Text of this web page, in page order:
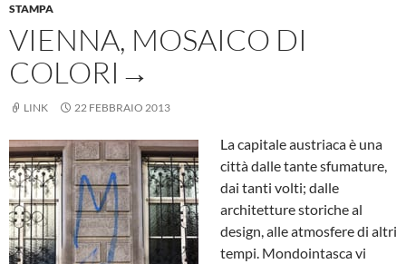
STAMPA
VIENNA, MOSAICO DI
COLORI→
LINK 22 FEBBRAIO 2013
La capitale austriaca è una
città dalle tante sfumature,
dai tanti volti; dalle
architetture storiche al
design, alle atmosfere di altri
tempi. Mondointasca vi